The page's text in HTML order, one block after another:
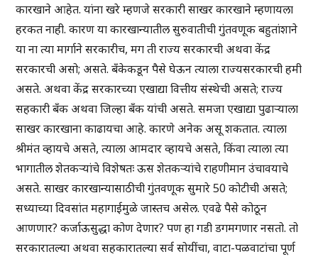
कारखाने आहेत. यांना खरे म्हणजे सरकारी साखर कारखाने म्हणायला
हरकत नाही. कारण या कारखान्यातील सुरुवातीची गुंतवणूक बहुतांशाने
या ना त्या मार्गाने सरकारीच, मग ती राज्य सरकारची अथवा केंद्र
सरकारची असो; असते. बँकेकडून पैसे घेऊन त्याला राज्यसरकारची हमी
असते. अथवा केंद्र सरकारच्या एखाद्या वित्तीय संस्थेची असते; राज्य
सहकारी बँक अथवा जिल्हा बँक यांची असते. समजा एखाद्या पुढाऱ्याला
साखर कारखाना काढायचा आहे. कारणे अनेक असू शकतात. त्याला
श्रीमंत व्हायचे असते, त्याला आमदार व्हायचे असते, किंवा त्याला त्या
भागातील शेतकऱ्यांचे विशेषतः ऊस शेतकऱ्यांचे राहणीमान उंचावयाचे
असते. साखर कारखान्यासाठीची गुंतवणूक सुमारे 50 कोटीची असते;
सध्याच्या दिवसांत महागाईमुळे जास्तच असेल. एवढे पैसे कोठून
आणणार? कर्जाऊसुद्धा कोण देणार? पण हा गडी डगमगणार नसतो. तो
सरकारातल्या अथवा सहकारातल्या सर्व सोयींचा, वाटा-पळवाटांचा पूर्ण